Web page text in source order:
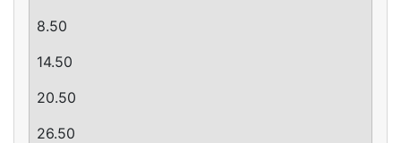
8.50
14.50
20.50
26.50